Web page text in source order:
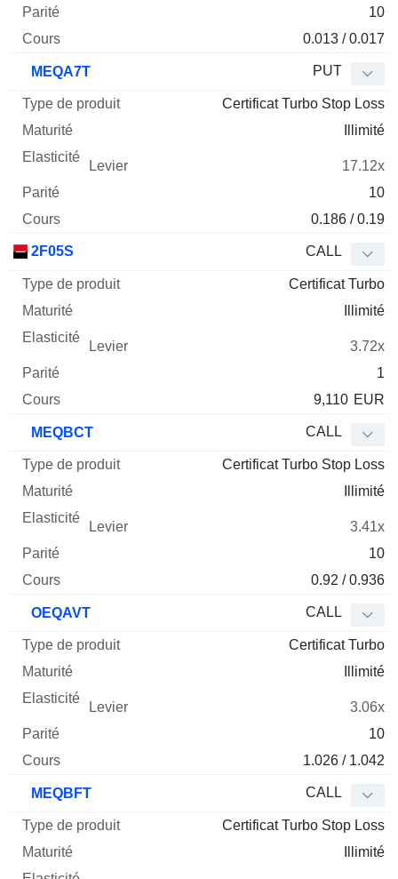
10
0.013 / 0.017
MEQA7T PUT
Certificat Turbo Stop Loss
Illimité
17.12x
10
0.186 / 0.19
2F05S CALL
Certificat Turbo
Illimité
3.72x
1
9,110 EUR
MEQBCT CALL
Certificat Turbo Stop Loss
Illimité
3.41x
10
0.92 / 0.936
OEQAVT CALL
Certificat Turbo
Illimité
3.06x
10
1.026 / 1.042
MEQBFT CALL
Certificat Turbo Stop Loss
Illimité